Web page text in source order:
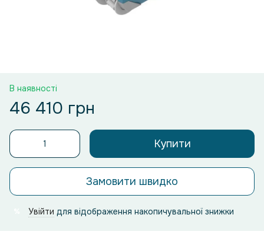
В наявності
46 410 грн
Купити
Замовити швидко
Увійти для відображення накопичувальної знижки